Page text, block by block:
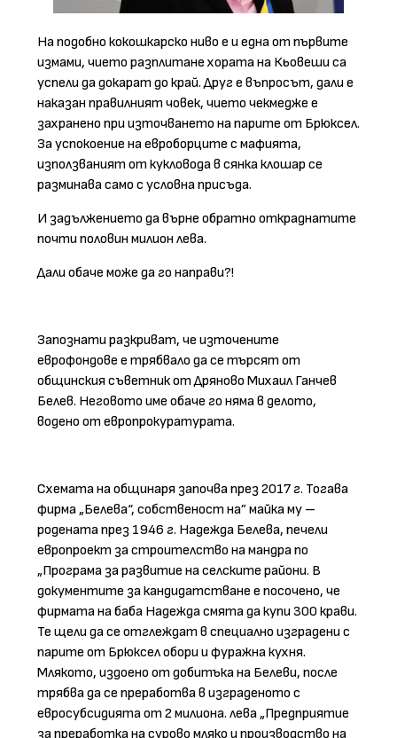
На подобно кокошкарско ниво е и една от първите
измами, чието разплитане хората на Кьовеши са
успели да докарат до край. Друг е въпросът, дали е
наказан правилният човек, чието чекмедже е
захранено при източването на парите от Брюксел.
За успокоение на евроборците с мафията,
използваният от кукловода в сянка клошар се
разминава само с условна присъда.
И задължението да върне обратно откраднатите
почти половин милион лева.
Дали обаче може да го направи?!
Запознати разкриват, че източените
еврофондове е трябвало да се търсят от
общинския съветник от Дряново Михаил Ганчев
Белев. Неговото име обаче го няма в делото,
водено от европрокуратурата.
Схемата на общинаря започва през 2017 г. Тогава
фирма „Белева“, собственост на” майка му –
родената през 1946 г. Надежда Белева, печели
европроект за строителство на мандра по
„Програма за развитие на селските райони. В
документите за кандидатстване е посочено, че
фирмата на баба Надежда смята да купи 300 крави.
Те щели да се отглеждат в специално изградени с
парите от Брюксел обори и фуражна кухня.
Млякото, издоено от добитъка на Белеви, после
трябва да се преработва в изграденото с
евросубсидията от 2 милиона. лева „Предприятие
за преработка на сурово мляко и производство на